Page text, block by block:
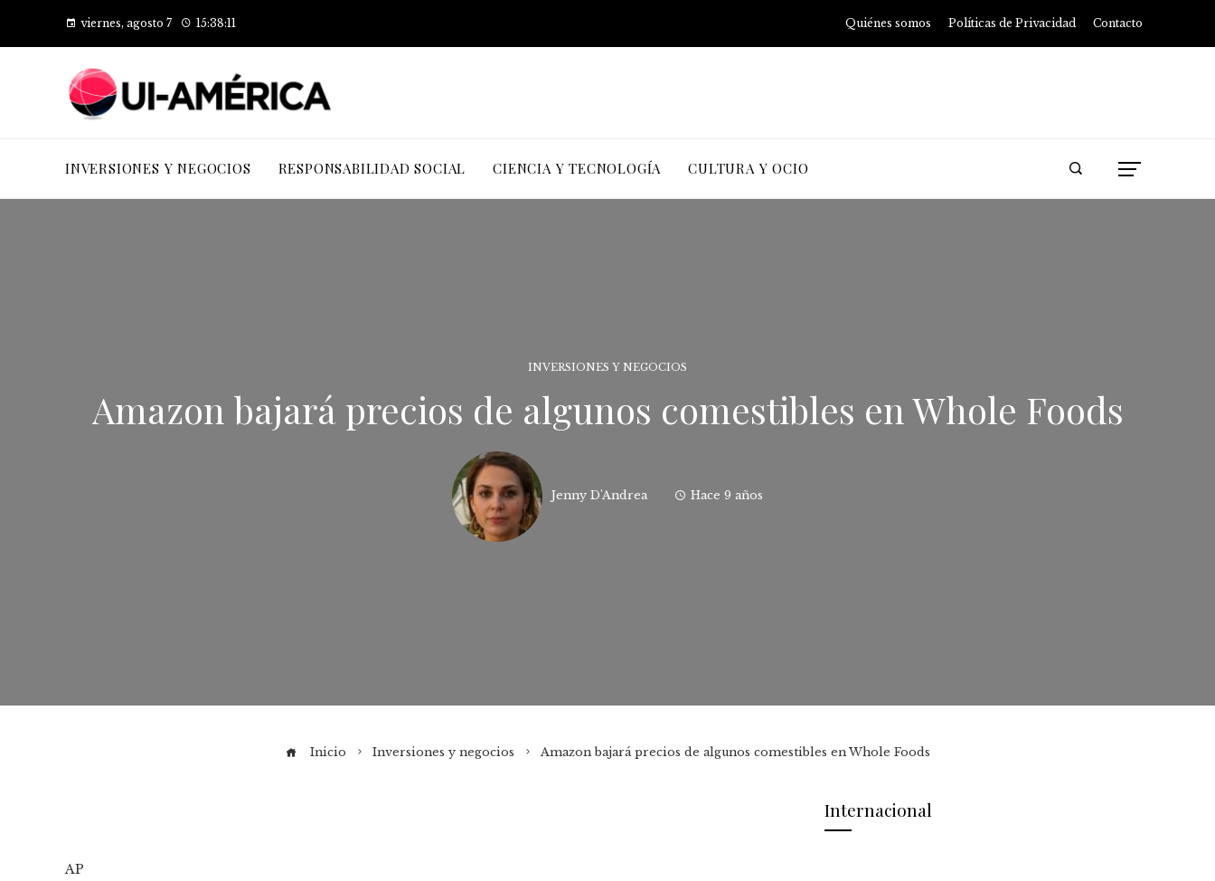
viernes, agosto 7 15:38:11 Quiénes somos Políticas de Privacidad Contacto
INVERSIONES Y NEGOCIOS RESPONSABILIDAD SOCIAL CIENCIA Y TECNOLOGÍA CULTURA Y OCIO
INVERSIONES Y NEGOCIOS
Amazon bajará precios de algunos comestibles en Whole Foods
Jenny D'Andrea Hace 9 años
Inicio Inversiones y negocios Amazon bajará precios de algunos comestibles en Whole Foods
AP
Internacional